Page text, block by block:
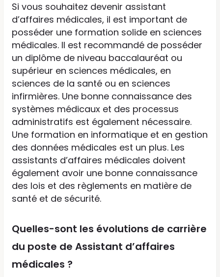
Si vous souhaitez devenir assistant
d’affaires médicales, il est important de
posséder une formation solide en sciences
médicales. Il est recommandé de posséder
un diplôme de niveau baccalauréat ou
supérieur en sciences médicales, en
sciences de la santé ou en sciences
infirmières. Une bonne connaissance des
systèmes médicaux et des processus
administratifs est également nécessaire.
Une formation en informatique et en gestion
des données médicales est un plus. Les
assistants d’affaires médicales doivent
également avoir une bonne connaissance
des lois et des règlements en matière de
santé et de sécurité.
Quelles-sont les évolutions de carrière
du poste de Assistant d’affaires
médicales ?